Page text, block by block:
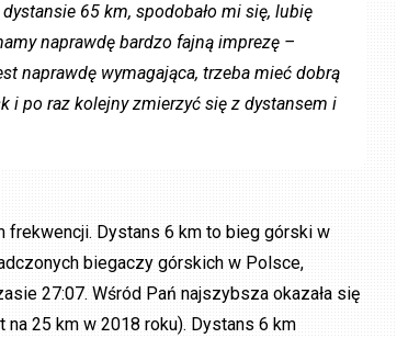
65 km, spodobało mi się, lubię
naprawdę bardzo fajną imprezę –
naprawdę wymagająca, trzeba mieć dobrą
i po raz kolejny zmierzyć się z dystansem i
frekwencji. Dystans 6 km to bieg górski w
biegaczy górskich w Polsce,
27:07. Wśród Pań najszybsza okazała się
25 km w 2018 roku). Dystans 6 km